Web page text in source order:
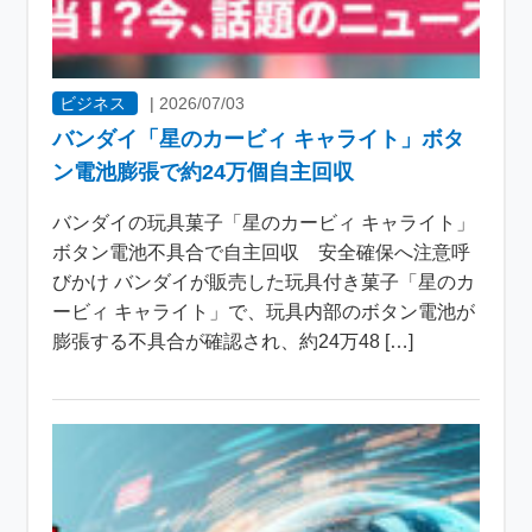
ビジネス |2026/07/03
バンダイ「星のカービィ キャライト」ボタ
ン電池膨張で約24万個自主回収
バンダイの玩具菓子「星のカービィ キャライト」
ボタン電池不具合で自主回収 安全確保へ注意呼
びかけ バンダイが販売した玩具付き菓子「星のカ
ービィ キャライト」で、玩具内部のボタン電池が
膨張する不具合が確認され、約24万48 […]